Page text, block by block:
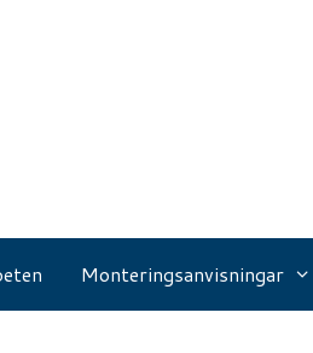
Monteringsanvisningar